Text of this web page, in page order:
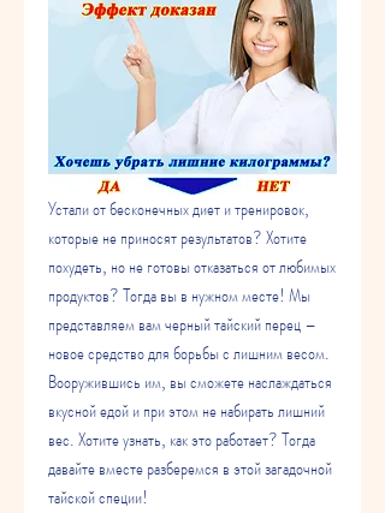
Устали от бесконечных диет и тренировок,
которые не приносят результатов? Хотите
похудеть, но не готовы отказаться от любимых
продуктов? Тогда вы в нужном месте! Мы
представляем вам черный тайский перец –
новое средство для борьбы с лишним весом.
Вооружившись им, вы сможете наслаждаться
вкусной едой и при этом не набирать лишний
вес. Хотите узнать, как это работает? Тогда
давайте вместе разберемся в этой загадочной
тайской специи!